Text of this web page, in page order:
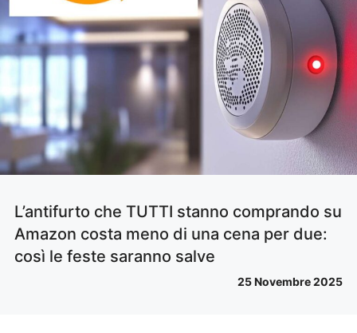
L’antifurto che TUTTI stanno comprando su
Amazon costa meno di una cena per due:
così le feste saranno salve
25 Novembre 2025